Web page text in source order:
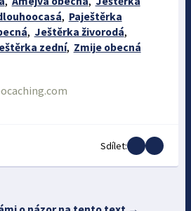
, Paještěrka
, Ještěrka živorodá,
zední, Zmije obecná
Sdílet: